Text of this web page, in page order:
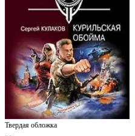
Твердая обложка